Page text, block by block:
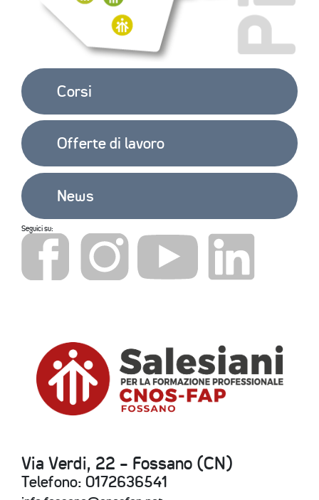
Corsi
Offerte di lavoro
News
Seguici su:
Via Verdi, 22 - Fossano (CN)
Telefono: 0172636541